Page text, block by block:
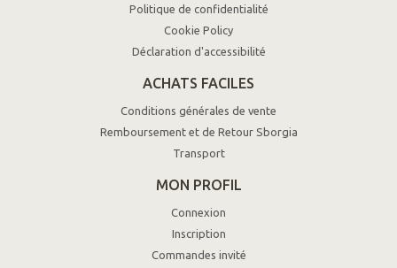
Politique de confidentialité
Cookie Policy
Déclaration d'accessibilité
ACHATS FACILES
Conditions générales de vente
Remboursement et de Retour Sborgia
Transport
MON PROFIL
Connexion
Inscription
Commandes invité